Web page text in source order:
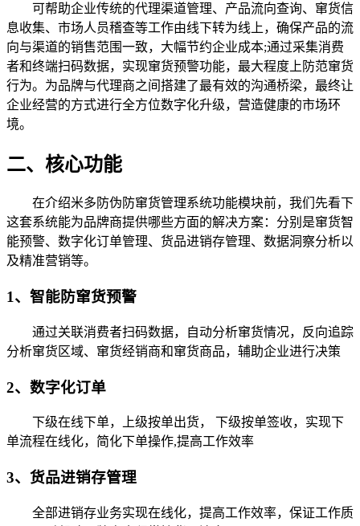
可帮助企业传统的代理渠道管理、产品流向查询、窜货信
息收集、市场人员稽查等工作由线下转为线上，确保产品的流
向与渠道的销售范围一致，大幅节约企业成本;通过采集消费
者和终端扫码数据，实现窜货预警功能，最大程度上防范窜货
行为。为品牌与代理商之间搭建了最有效的沟通桥梁，最终让
企业经营的方式进行全方位数字化升级，营造健康的市场环
境。
二、核心功能
在介绍米多防伪防窜货管理系统功能模块前，我们先看下
这套系统能为品牌商提供哪些方面的解决方案：分别是窜货智
能预警、数字化订单管理、货品进销存管理、数据洞察分析以
及精准营销等。
1、智能防窜货预警
通过关联消费者扫码数据，自动分析窜货情况，反向追踪
分析窜货区域、窜货经销商和窜货商品，辅助企业进行决策
2、数字化订单
下级在线下单，上级按单出货， 下级按单签收，实现下
单流程在线化，简化下单操作,提高工作效率
3、货品进销存管理
全部进销存业务实现在线化，提高工作效率，保证工作质